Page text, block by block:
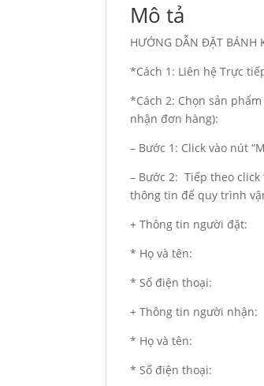
Mô tả
HƯỚNG DẪN ĐẶT BÁNH
*Cách 1: Liên hệ Trực
*Cách 2: Chọn sản
nhận đơn hàng):
– Bước 1: Click vào nút
– Bước 2: Tiếp theo
thông tin để quy trình
+ Thông tin người đặt:
* Họ và tên:
* Số điện thoại:
+ Thông tin người nhận:
* Họ và tên:
* Số điện thoại: